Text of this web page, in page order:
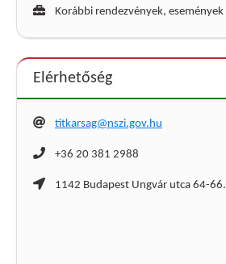
Korábbi rendezvények, események
Elérhetőség
titkarsag@nszi.gov.hu
+36 20 381 2988
1142 Budapest Ungvár utca 64-66.